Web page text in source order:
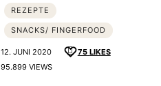
REZEPTE
SNACKS/ FINGERFOOD
12. JUNI 2020 75 LIKES
95.899 VIEWS